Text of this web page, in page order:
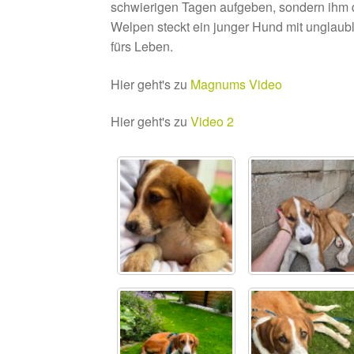
schwierigen Tagen aufgeben, sondern
Welpen steckt ein junger Hund mit
fürs Leben.
Hier geht's zu Magnums Video
Hier geht's zuVideo 2